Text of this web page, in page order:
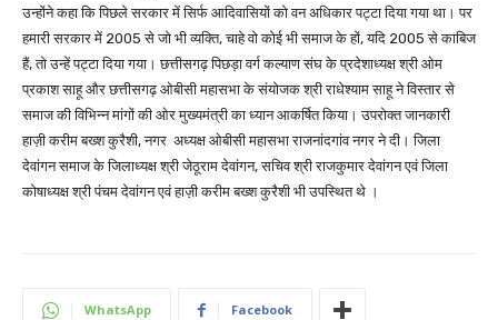
उन्होंने कहा कि पिछले सरकार में सिर्फ आदिवासियों को वन अधिकार पट्टा दिया गया था। पर
हमारी सरकार में 2005 से जो भी व्यक्ति, चाहे वो कोई भी समाज के हों, यदि 2005 से काबिज
हैं, तो उन्हें पट्टा दिया गया। छत्तीसगढ़ पिछड़ा वर्ग कल्याण संघ के प्रदेशाध्यक्ष श्री ओम
प्रकाश साहू और छत्तीसगढ़ ओबीसी महासभा के संयोजक श्री राधेश्याम साहू ने विस्तार से
समाज की विभिन्न मांगों की ओर मुख्यमंत्री का ध्यान आकर्षित किया। उपरोक्त जानकारी
हाज़ी करीम बख्श कुरैशी, नगर अध्यक्ष ओबीसी महासभा राजनांदगांव नगर ने दी। जिला
देवांगन समाज के जिलाध्यक्ष श्री जेठूराम देवांगन, सचिव श्री राजकुमार देवांगन एवं जिला
कोषाध्यक्ष श्री पंचम देवांगन एवं हाज़ी करीम बख्श कुरैशी भी उपस्थित थे ।
WhatsApp Facebook